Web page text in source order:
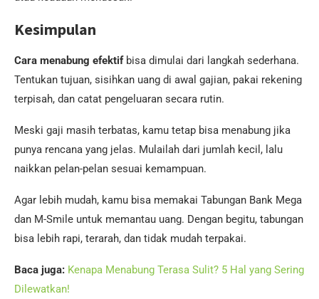
Kesimpulan
Cara menabung efektifbisa dimulai dari langkah sederhana.
Tentukan tujuan, sisihkan uang di awal gajian, pakai rekening
terpisah, dan catat pengeluaran secara rutin.
Meski gaji masih terbatas, kamu tetap bisa menabung jika
punya rencana yang jelas. Mulailah dari jumlah kecil, lalu
naikkan pelan-pelan sesuai kemampuan.
Agar lebih mudah, kamu bisa memakai Tabungan Bank Mega
dan M-Smile untuk memantau uang. Dengan begitu, tabungan
bisa lebih rapi, terarah, dan tidak mudah terpakai.
Baca juga: Kenapa Menabung Terasa Sulit? 5 Hal yang Sering
Dilewatkan!